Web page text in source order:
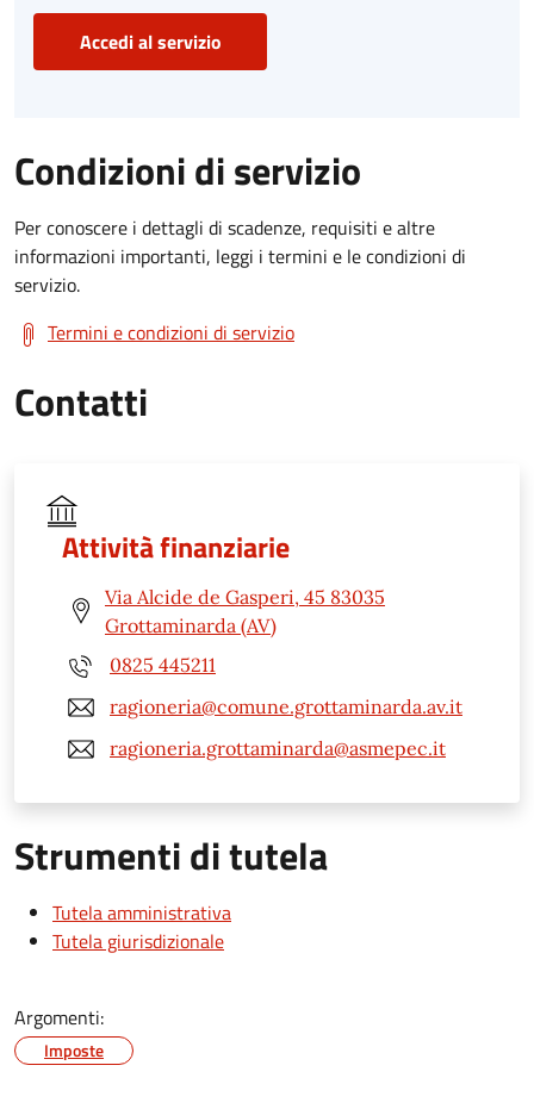
Accedi al servizio
Condizioni di servizio
Per conoscere i dettagli di scadenze, requisiti e altre
informazioni importanti, leggi i termini e le condizioni di
servizio.
Termini e condizioni di servizio
Contatti
Attività finanziarie
Via Alcide de Gasperi, 45 83035
Grottaminarda (AV)
0825 445211
ragioneria@comune.grottaminarda.av.it
ragioneria.grottaminarda@asmepec.it
Strumenti di tutela
Tutela amministrativa
Tutela giurisdizionale
Argomenti:
Imposte